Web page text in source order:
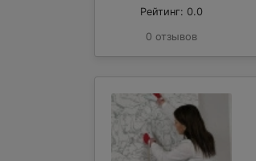
Рейтинг: 0.0
0 отзывов